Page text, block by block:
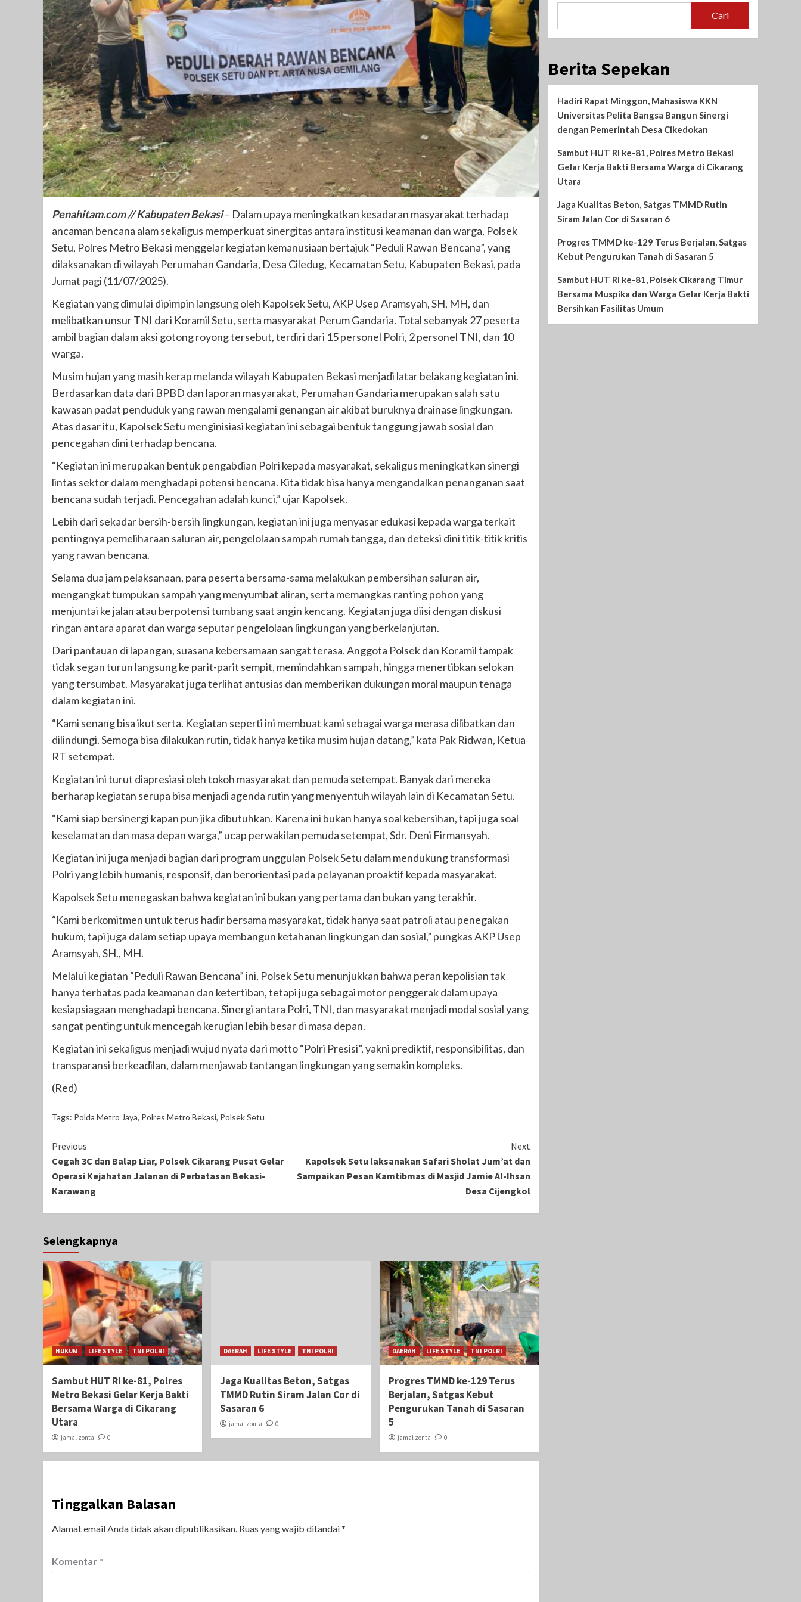
Penahitam.com // Kabupaten Bekasi– Dalam upaya meningkatkan kesadaran masyarakat terhadap
ancaman bencana alam sekaligus memperkuat sinergitas antara institusi keamanan dan warga, Polsek
Setu, Polres Metro Bekasi menggelar kegiatan kemanusiaan bertajuk “Peduli Rawan Bencana”, yang
dilaksanakan di wilayah Perumahan Gandaria, Desa Ciledug, Kecamatan Setu, Kabupaten Bekasi, pada
Jumat pagi (11/07/2025).
Kegiatan yang dimulai dipimpin langsung oleh Kapolsek Setu, AKP Usep Aramsyah, SH, MH, dan
melibatkan unsur TNI dari Koramil Setu, serta masyarakat Perum Gandaria. Total sebanyak 27 peserta
ambil bagian dalam aksi gotong royong tersebut, terdiri dari 15 personel Polri, 2 personel TNI, dan 10
warga.
Musim hujan yang masih kerap melanda wilayah Kabupaten Bekasi menjadi latar belakang kegiatan ini.
Berdasarkan data dari BPBD dan laporan masyarakat, Perumahan Gandaria merupakan salah satu
kawasan padat penduduk yang rawan mengalami genangan air akibat buruknya drainase lingkungan.
Atas dasar itu, Kapolsek Setu menginisiasi kegiatan ini sebagai bentuk tanggung jawab sosial dan
pencegahan dini terhadap bencana.
“Kegiatan ini merupakan bentuk pengabdian Polri kepada masyarakat, sekaligus meningkatkan sinergi
lintas sektor dalam menghadapi potensi bencana. Kita tidak bisa hanya mengandalkan penanganan saat
bencana sudah terjadi. Pencegahan adalah kunci,” ujar Kapolsek.
Lebih dari sekadar bersih-bersih lingkungan, kegiatan ini juga menyasar edukasi kepada warga terkait
pentingnya pemeliharaan saluran air, pengelolaan sampah rumah tangga, dan deteksi dini titik-titik kritis
yang rawan bencana.
Selama dua jam pelaksanaan, para peserta bersama-sama melakukan pembersihan saluran air,
mengangkat tumpukan sampah yang menyumbat aliran, serta memangkas ranting pohon yang
menjuntai ke jalan atau berpotensi tumbang saat angin kencang. Kegiatan juga diisi dengan diskusi
ringan antara aparat dan warga seputar pengelolaan lingkungan yang berkelanjutan.
Dari pantauan di lapangan, suasana kebersamaan sangat terasa. Anggota Polsek dan Koramil tampak
tidak segan turun langsung ke parit-parit sempit, memindahkan sampah, hingga menertibkan selokan
yang tersumbat. Masyarakat juga terlihat antusias dan memberikan dukungan moral maupun tenaga
dalam kegiatan ini.
“Kami senang bisa ikut serta. Kegiatan seperti ini membuat kami sebagai warga merasa dilibatkan dan
dilindungi. Semoga bisa dilakukan rutin, tidak hanya ketika musim hujan datang,” kata Pak Ridwan, Ketua
RT setempat.
Kegiatan ini turut diapresiasi oleh tokoh masyarakat dan pemuda setempat. Banyak dari mereka
berharap kegiatan serupa bisa menjadi agenda rutin yang menyentuh wilayah lain di Kecamatan Setu.
“Kami siap bersinergi kapan pun jika dibutuhkan. Karena ini bukan hanya soal kebersihan, tapi juga soal
keselamatan dan masa depan warga,” ucap perwakilan pemuda setempat, Sdr. Deni Firmansyah.
Kegiatan ini juga menjadi bagian dari program unggulan Polsek Setu dalam mendukung transformasi
Polri yang lebih humanis, responsif, dan berorientasi pada pelayanan proaktif kepada masyarakat.
Kapolsek Setu menegaskan bahwa kegiatan ini bukan yang pertama dan bukan yang terakhir.
“Kami berkomitmen untuk terus hadir bersama masyarakat, tidak hanya saat patroli atau penegakan
hukum, tapi juga dalam setiap upaya membangun ketahanan lingkungan dan sosial,” pungkas AKP Usep
Aramsyah, SH., MH.
Melalui kegiatan “Peduli Rawan Bencana” ini, Polsek Setu menunjukkan bahwa peran kepolisian tak
hanya terbatas pada keamanan dan ketertiban, tetapi juga sebagai motor penggerak dalam upaya
kesiapsiagaan menghadapi bencana. Sinergi antara Polri, TNI, dan masyarakat menjadi modal sosial yang
sangat penting untuk mencegah kerugian lebih besar di masa depan.
Kegiatan ini sekaligus menjadi wujud nyata dari motto “Polri Presisi”, yakni prediktif, responsibilitas, dan
transparansi berkeadilan, dalam menjawab tantangan lingkungan yang semakin kompleks.
(Red)
Tags: Polda Metro Jaya, Polres Metro Bekasi, Polsek Setu
Continue
Reading
Previous
Cegah 3C dan Balap Liar, Polsek Cikarang Pusat Gelar
Operasi Kejahatan Jalanan di Perbatasan Bekasi-
Karawang
Next
Kapolsek Setu laksanakan Safari Sholat Jum’at dan
Sampaikan Pesan Kamtibmas di Masjid Jamie Al-Ihsan
Desa Cijengkol
Selengkapnya
HUKUM LIFE STYLE TNI POLRI
Sambut HUT RI ke-81, Polres
Metro Bekasi Gelar Kerja Bakti
Bersama Warga di Cikarang
Utara
jamal zonta 0
DAERAH LIFE STYLE TNI POLRI
Jaga Kualitas Beton, Satgas
TMMD Rutin Siram Jalan Cor di
Sasaran 6
jamal zonta 0
DAERAH LIFE STYLE TNI POLRI
Progres TMMD ke-129 Terus
Berjalan, Satgas Kebut
Pengurukan Tanah di Sasaran
5
jamal zonta 0
Tinggalkan Balasan
Alamat email Anda tidak akan dipublikasikan. Ruas yang wajib ditandai*
Komentar *
Cari
Berita Sepekan
Hadiri Rapat Minggon, Mahasiswa KKN
Universitas Pelita Bangsa Bangun Sinergi
dengan Pemerintah Desa Cikedokan
Sambut HUT RI ke-81, Polres Metro Bekasi
Gelar Kerja Bakti Bersama Warga di Cikarang
Utara
Jaga Kualitas Beton, Satgas TMMD Rutin
Siram Jalan Cor di Sasaran 6
Progres TMMD ke-129 Terus Berjalan, Satgas
Kebut Pengurukan Tanah di Sasaran 5
Sambut HUT RI ke-81, Polsek Cikarang Timur
Bersama Muspika dan Warga Gelar Kerja Bakti
Bersihkan Fasilitas Umum